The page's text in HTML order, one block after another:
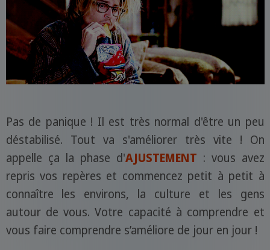
Pas de panique ! Il est très normal d'être un peu
déstabilisé. Tout va s'améliorer très vite ! On
appelle ça la phase d'AJUSTEMENT : vous avez
repris vos repères et commencez petit à petit à
connaître les environs, la culture et les gens
autour de vous. Votre capacité à comprendre et
vous faire comprendre s’améliore de jour en jour !